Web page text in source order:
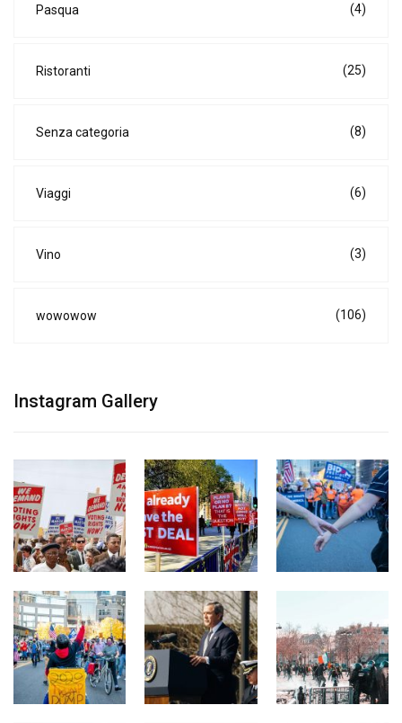
Pasqua (4)
Ristoranti (25)
Senza categoria (8)
Viaggi (6)
Vino (3)
wowowow (106)
Instagram Gallery